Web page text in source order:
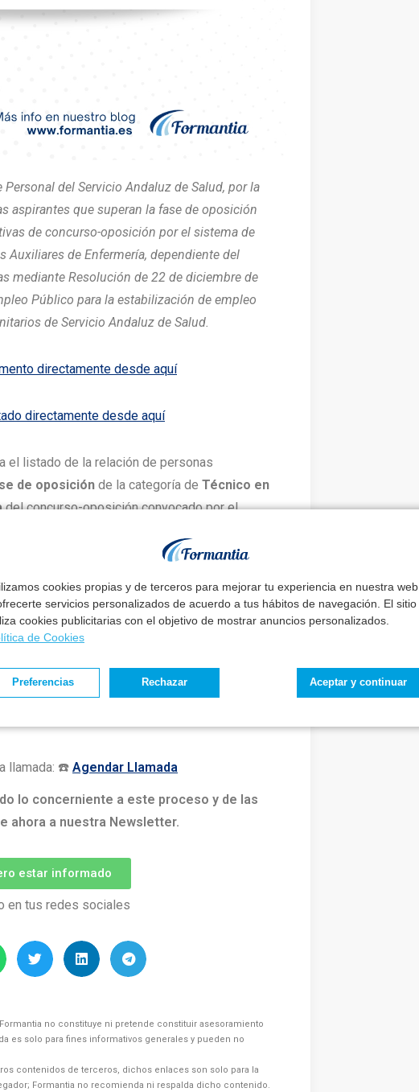
cookies propias y de terceros para mejorar tu experiencia en nuestra web
servicios personalizados de acuerdo a tus hábitos de navegación. El sitio
cookies publicitarias con el objetivo de mostrar anuncios personalizados.
de Cookies
Aceptar y continuar
Rechazar
Preferencias
del Servicio Andaluz de Salud, por la
aspirantes que superan la fase de oposición
de concurso-oposición por el sistema de
Auxiliares de Enfermería, dependiente del
mediante Resolución de 22 de diciembre de
Público para la estabilización de empleo
de Servicio Andaluz de Salud.
directamente desde aquí
directamente desde aquí
el listado de la relación de personas
de oposición de la categoría de Técnico en
del concurso-oposición convocado por el
donde el Tribunal Calificador valorará los
presentados.
un buen método
tus metas
sin renunciar a tu vida.
llamada: ☎️ Agendar Llamada
lo concerniente a este proceso y de las
ahora a nuestra Newsletter.
estar informado
en tus redes sociales
no constituye ni pretende constituir asesoramiento
es solo para fines informativos generales y pueden no
contenidos de terceros, dichos enlaces son solo para la
Formantia no recomienda ni respalda dicho contenido.